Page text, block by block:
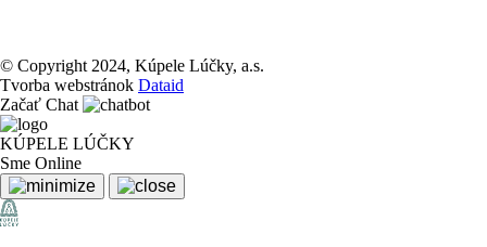
© Copyright 2024, Kúpele Lúčky, a.s.
Tvorba webstránok Dataid
Začať Chat
KÚPELE LÚČKY
Sme Online